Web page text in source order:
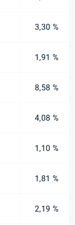
3,30 %
1,91 %
8,58 %
4,08 %
1,10 %
1,81 %
2,19 %